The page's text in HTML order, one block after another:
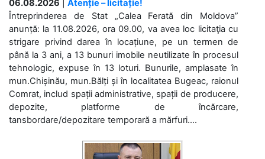
06.08.2026
Atenție – licitație!
Întreprinderea de Stat „Calea Ferată din Moldova”
anunță: la 11.08.2026, ora 09.00, va avea loc licitaţia cu
strigare privind darea în locațiune, pe un termen de
până la 3 ani, a 13 bunuri imobile neutilizate în procesul
tehnologic, expuse în 13 loturi. Bunurile, amplasate în
mun.Chișinău, mun.Bălți și în localitatea Bugeac, raionul
Comrat, includ spații administrative, spații de producere,
depozite, platforme de încărcare,
tansbordare/depozitare temporară a mărfuri....